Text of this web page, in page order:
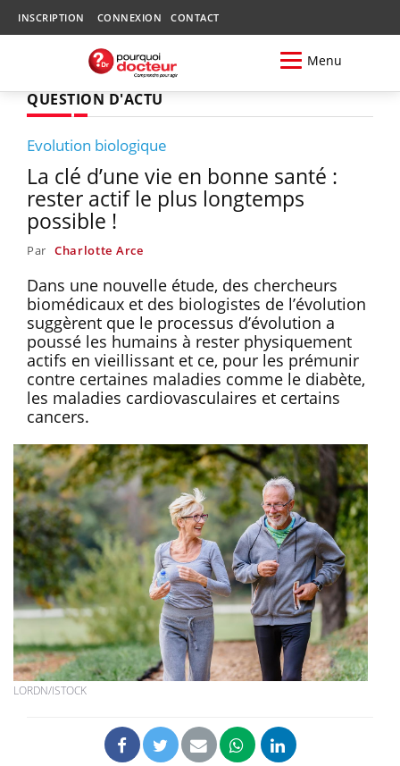
INSCRIPTION CONNEXION CONTACT
Menu
QUESTION D'ACTU
Evolution biologique
La clé d’une vie en bonne santé :
rester actif le plus longtemps
possible !
Par Charlotte Arce
Dans une nouvelle étude, des chercheurs
biomédicaux et des biologistes de l’évolution
suggèrent que le processus d’évolution a
poussé les humains à rester physiquement
actifs en vieillissant et ce, pour les prémunir
contre certaines maladies comme le diabète,
les maladies cardiovasculaires et certains
cancers.
LORDN/ISTOCK